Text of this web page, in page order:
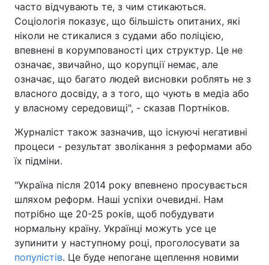
часто відчувають те, з чим стикаються.
Соціологія показує, що більшість опитаних, які
ніколи не стикалися з судами або поліцією,
впевнені в корумпованості цих структур. Це не
означає, звичайно, що корупції немає, але
означає, що багато людей висновки роблять не з
власного досвіду, а з того, що чують в медіа або
у власному середовищі", - сказав Портніков.
Журналіст також зазначив, що існуючі негативні
процеси - результат зволікання з реформами або
їх підміни.
"Україна після 2014 року впевнено просувається
шляхом реформ. Наші успіхи очевидні. Нам
потрібно ще 20-25 років, щоб побудувати
нормальну країну. Українці можуть усе це
зупинити у наступному році, проголосувати за
популістів. Це буде непогане щеплення новими